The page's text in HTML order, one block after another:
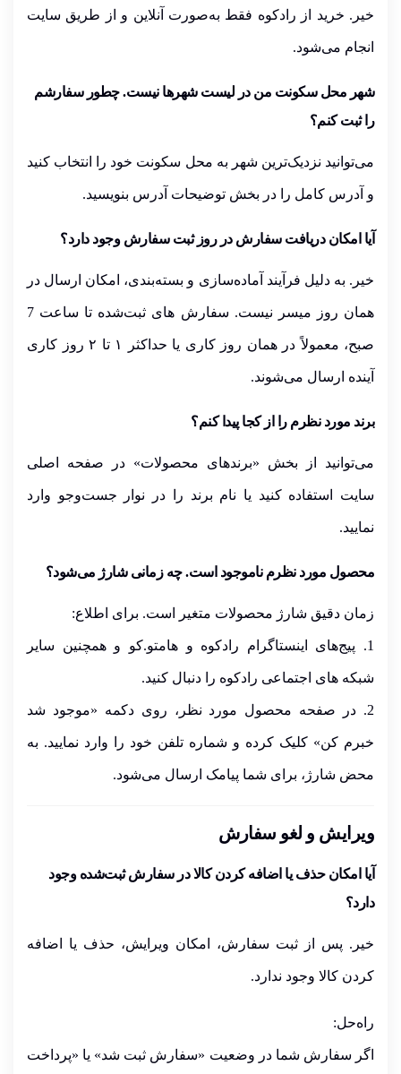
خیر. خرید از رادکوه فقط به‌صورت آنلاین و از طریق سایت
انجام می‌شود.
شهر محل سکونت من در لیست شهرها نیست. چطور سفارشم
را ثبت کنم؟
می‌توانید نزدیک‌ترین شهر به محل سکونت خود را انتخاب کنید
و آدرس کامل را در بخش توضیحات آدرس بنویسید.
آیا امکان دریافت سفارش در روز ثبت سفارش وجود دارد؟
خیر. به دلیل فرآیند آماده‌سازی و بسته‌بندی، امکان ارسال در
همان روز میسر نیست. سفارش های ثبت‌شده تا ساعت 7
صبح، معمولاً در همان روز کاری یا حداکثر ۱ تا ۲ روز کاری
آینده ارسال می‌شوند.
برند مورد نظرم را از کجا پیدا کنم؟
می‌توانید از بخش «برندهای محصولات» در صفحه اصلی
سایت استفاده کنید یا نام برند را در نوار جست‌وجو وارد
نمایید.
محصول مورد نظرم ناموجود است. چه زمانی شارژ می‌شود؟
زمان دقیق شارژ محصولات متغیر است. برای اطلاع:
1. پیج‌های اینستاگرام رادکوه و هامتو.کو و همچنین سایر
شبکه های اجتماعی رادکوه را دنبال کنید.
2. در صفحه محصول مورد نظر، روی دکمه «موجود شد
خبرم کن» کلیک کرده و شماره تلفن خود را وارد نمایید. به
محض شارژ، برای شما پیامک ارسال می‌شود.
ویرایش و لغو سفارش
آیا امکان حذف یا اضافه کردن کالا در سفارش ثبت‌شده وجود
دارد؟
خیر. پس از ثبت سفارش، امکان ویرایش، حذف یا اضافه
کردن کالا وجود ندارد.
راه‌حل:
اگر سفارش شما در وضعیت «سفارش ثبت شد» یا «پرداخت